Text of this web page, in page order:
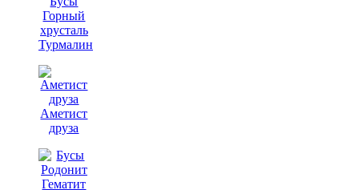
Горный
хрусталь
Турмалин
Аметист
друза